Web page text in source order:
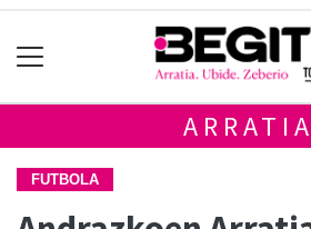
ARRATIA
FUTBOLA